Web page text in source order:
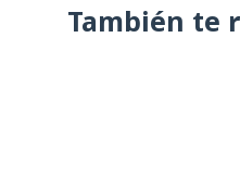
También te